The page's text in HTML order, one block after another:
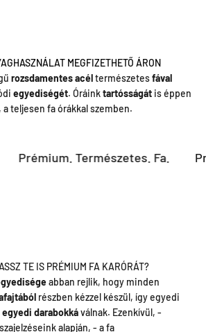
MEGFIZETHETŐ ÁRON
rozsdamentes acél természetesfával
egyediségét. Óráinktartósságátis éppen
a teljesen fa órákkal szemben.
Prémium. Természetes. Fa.
TE IS PRÉMIUM FA KARÓRÁT?
abban rejlik, hogy minden
részben kézzel készül, így egyedi
egyedi darabokkáválnak. Ezenkívül, -
alapján, - a fa